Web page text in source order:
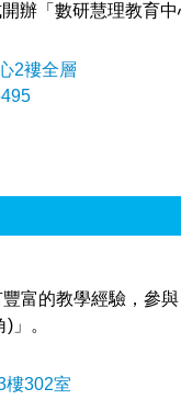
辦「數研慧理教育中
2褸全層
富的教學經驗，參與
」。
樓302室